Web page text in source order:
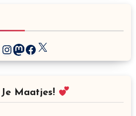
Instagram
Mastodon
Facebook
X
Maatjes!